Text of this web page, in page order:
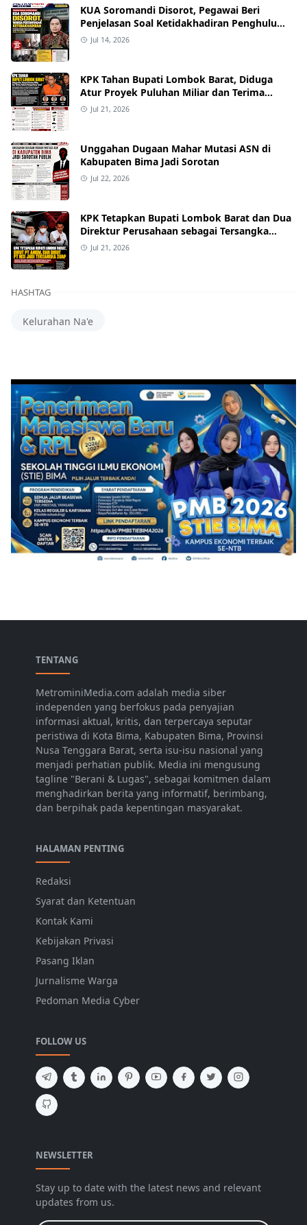
KUA Soromandi Disorot, Pegawai Beri
Penjelasan Soal Ketidakhadiran Penghulu
pada Akad Nikah Mualaf
Jul 14, 2026
KPK Tahan Bupati Lombok Barat, Diduga
Atur Proyek Puluhan Miliar dan Terima
Alphard hingga Uang Tunai
Jul 21, 2026
Unggahan Dugaan Mahar Mutasi ASN di
Kabupaten Bima Jadi Sorotan
Jul 22, 2026
KPK Tetapkan Bupati Lombok Barat dan Dua
Direktur Perusahaan sebagai Tersangka
Dugaan Suap Proyek
Jul 21, 2026
HASHTAG
Kelurahan Na'e
TENTANG
MetrominiMedia.com adalah media siber
independen yang berfokus pada penyajian
informasi aktual, kritis, dan terpercaya seputar
peristiwa di Kota Bima, Kabupaten Bima, Provinsi
Nusa Tenggara Barat, serta isu-isu nasional yang
menjadi perhatian publik. Media ini mengusung
tagline "Berani & Lugas", sebagai komitmen dalam
menghadirkan berita yang informatif, berimbang,
dan berpihak pada kepentingan masyarakat.
HALAMAN PENTING
Redaksi
Syarat dan Ketentuan
Kontak Kami
Kebijakan Privasi
Pasang Iklan
Jurnalisme Warga
Pedoman Media Cyber
FOLLOW US
NEWSLETTER
Stay up to date with the latest news and relevant
updates from us.